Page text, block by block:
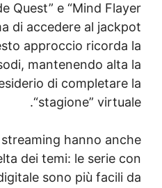
“Arcade Quest” e “Mind
– prima di accedere al
Questo approccio
a episodi, mantenendo
e il desiderio di
“stagione”
di streaming hanno
la scelta dei temi: le
digitale sono più